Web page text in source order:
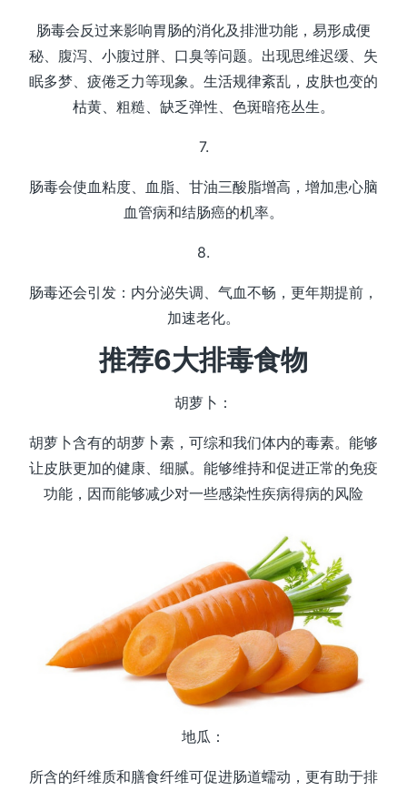
肠毒会反过来影响胃肠的消化及排泄功能，易形成便
秘、腹泻、小腹过胖、口臭等问题。出现思维迟缓、失
眠多梦、疲倦乏力等现象。生活规律紊乱，皮肤也变的
枯黄、粗糙、缺乏弹性、色斑暗疮丛生。
7.
肠毒会使血粘度、血脂、甘油三酸脂增高，增加患心脑
血管病和结肠癌的机率。
8.
肠毒还会引发：内分泌失调、气血不畅，更年期提前，
加速老化。
推荐6大排毒食物
胡萝卜：
胡萝卜含有的胡萝卜素，可综和我们体内的毒素。能够
让皮肤更加的健康、细腻。能够维持和促进正常的免疫
功能，因而能够减少对一些感染性疾病得病的风险
地瓜：
所含的纤维质和膳食纤维可促进肠道蠕动，更有助于排